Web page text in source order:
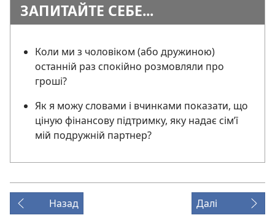
ЗАПИТАЙТЕ СЕБЕ...
Коли ми з чоловіком (або дружиною)
останній раз спокійно розмовляли про
гроші?
Як я можу словами і вчинками показати, що
ціную фінансову підтримку, яку надає сім’ї
мій подружній партнер?
Назад Далі